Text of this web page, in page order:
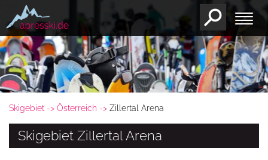
Skigebiet Österreich Zillertal Arena
Skigebiet Zillertal Arena